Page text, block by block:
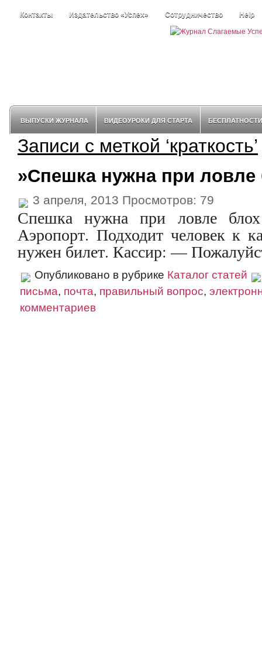
Контакты Издательство «Успех» Сотрудничество Help
ВЫПУСКИ ЖУРНАЛА ВИДЕОУРОКИ ДЛЯ СТАРТА БЕСПЛАТНОСТИ
Записи с меткой ‘краткость’
»Спешка нужна при
3 апреля, 2013 Просмотров: 79
Спешка нужна при ловле
Аэропорт. Подходит человек к
нужен билет. Кассир: —
Опубликовано в рубрике Каталог статей
письма, почта, правильный вопрос,
комментариев